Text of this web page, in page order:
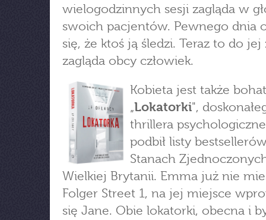
wielogodzinnych sesji zagląda w
swoich pacjentów. Pewnego dnia
się, że ktoś ją śledzi. Teraz to do jej
zagląda obcy człowiek.
Kobieta jest także
„Lokatorki",
thrillera
podbił listy
Stanach
Wielkiej Brytanii. Emma już nie
Folger Street 1, na jej miejsce
się Jane. Obie lokatorki, obecna i